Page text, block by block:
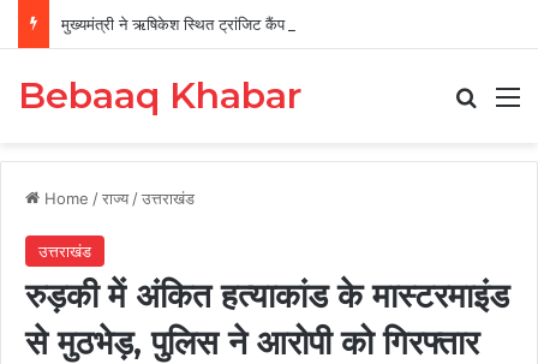
मुख्यमंत्री ने ऋषिकेश स्थित ट्रांजिट कैंप का किया औचक निरीक्षण
Bebaaq Khabar
Home /राज्य /उत्तराखंड
उत्तराखंड
रुड़की में अंकित हत्याकांड के मास्टरमाइंड
से मुठभेड़, पुलिस ने आरोपी को गिरफ्तार